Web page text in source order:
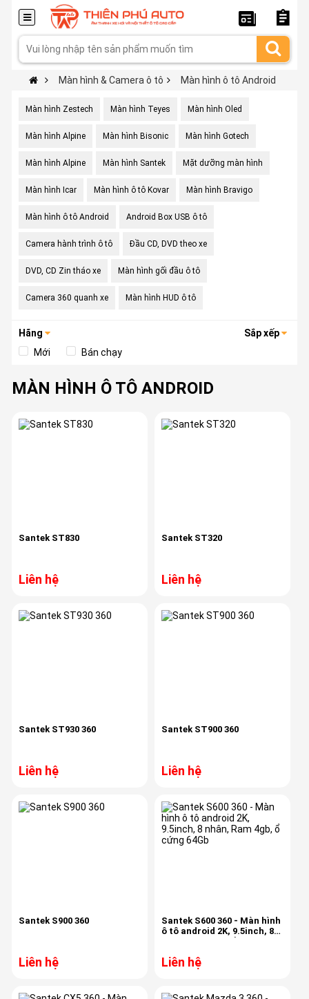
Màn hình & Camera ô tô Màn hình ô tô Android
Màn hình Zestech Màn hình Teyes Màn hình Oled
Màn hình Alpine Màn hình Bisonic Màn hình Gotech
Màn hình Alpine Màn hình Santek Mặt dưỡng màn hình
Màn hình Icar Màn hình ô tô Kovar Màn hình Bravigo
Màn hình ô tô Android Android Box USB ô tô
Camera hành trình ô tô Đầu CD, DVD theo xe
DVD, CD Zin tháo xe Màn hình gối đầu ô tô
Camera 360 quanh xe Màn hình HUD ô tô
Hãng
Sắp xếp
Mới
Bán chạy
MÀN HÌNH Ô TÔ ANDROID
Santek ST830
Liên hệ
Santek ST320
Liên hệ
Santek ST930 360
Liên hệ
Santek ST900 360
Liên hệ
Santek S900 360
Liên hệ
Santek S600 360 - Màn hình
ô tô android 2K, 9.5inch, 8
Liên hệ